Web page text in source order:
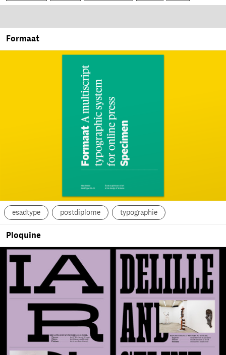
Formaat
esadtype postdiplome typographie
Ploquine